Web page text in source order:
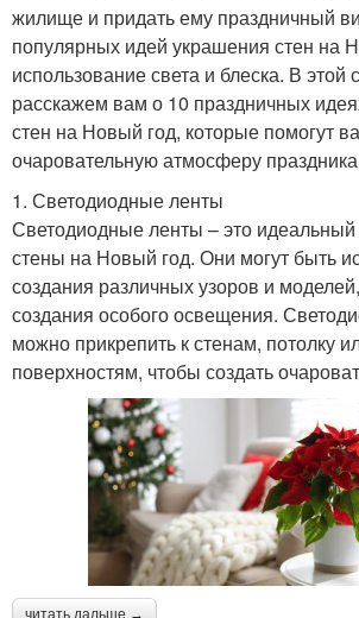
жилище и придать ему праздничный
популярных идей украшения стен на
использование света и блеска. В этой
расскажем вам о 10 праздничных
стен на Новый год, которые помогут
очаровательную атмосферу
1. Светодиодные ленты
Светодиодные ленты – это идеальный
стены на Новый год. Они могут быть
создания различных узоров и
создания особого освещения.
можно прикрепить к стенам, потолку
поверхностям, чтобы создать
читать дальше →